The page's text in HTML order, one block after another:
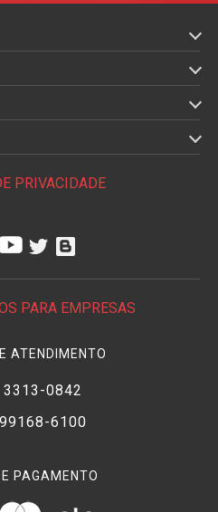
PRIVACIDADE
PARA EMPRESAS
ATENDIMENTO
3313-0842
6100
PAGAMENTO